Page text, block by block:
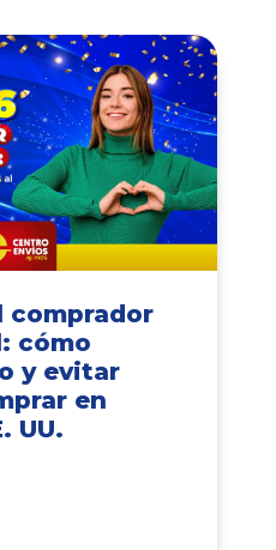
comprador
cómo
y evitar
en
UU.